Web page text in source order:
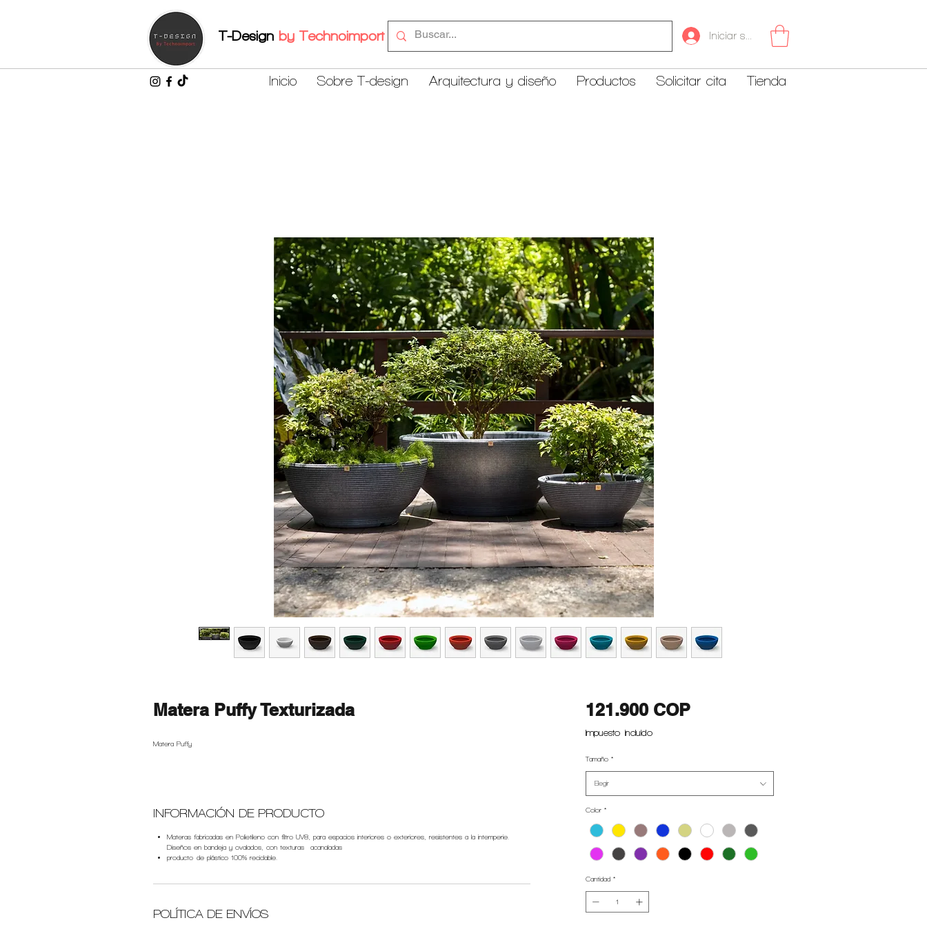
T-Design by Technoimport Iniciar sesión
Inicio Sobre T-design Arquitectura y diseño Productos Solicitar cita Tienda
Matera Puffy Texturizada
Matera Puffy
INFORMACIÓN DE PRODUCTO
Materas fabricadas en Polietileno con filtro UV8, para espacios interiores o exteriores, resistentes a la intemperie.
Diseños en bandeja y ovalados, con texturas acanaladas
producto de plástico 100% reciclable.
POLÍTICA DE ENVÍOS
121.900 COPPrecio
Impuesto incluido
Tamaño *
Elegir
Color *
Cantidad *